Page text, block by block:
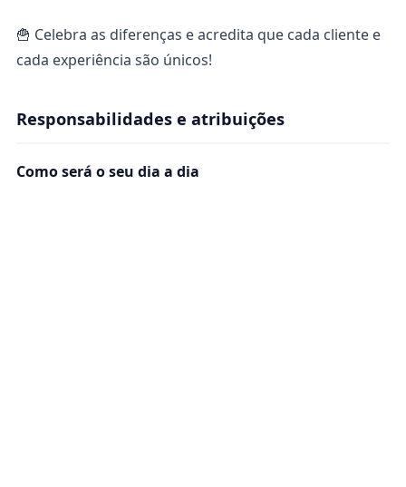
🍟 Celebra as diferenças e acredita que cada cliente e
cada experiência são únicos!
Responsabilidades e atribuições
Como será o seu dia a dia